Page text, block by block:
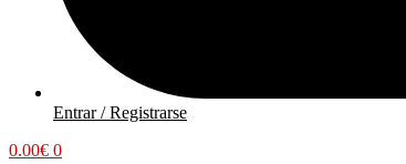
Entrar / Registrarse
0.00€ 0